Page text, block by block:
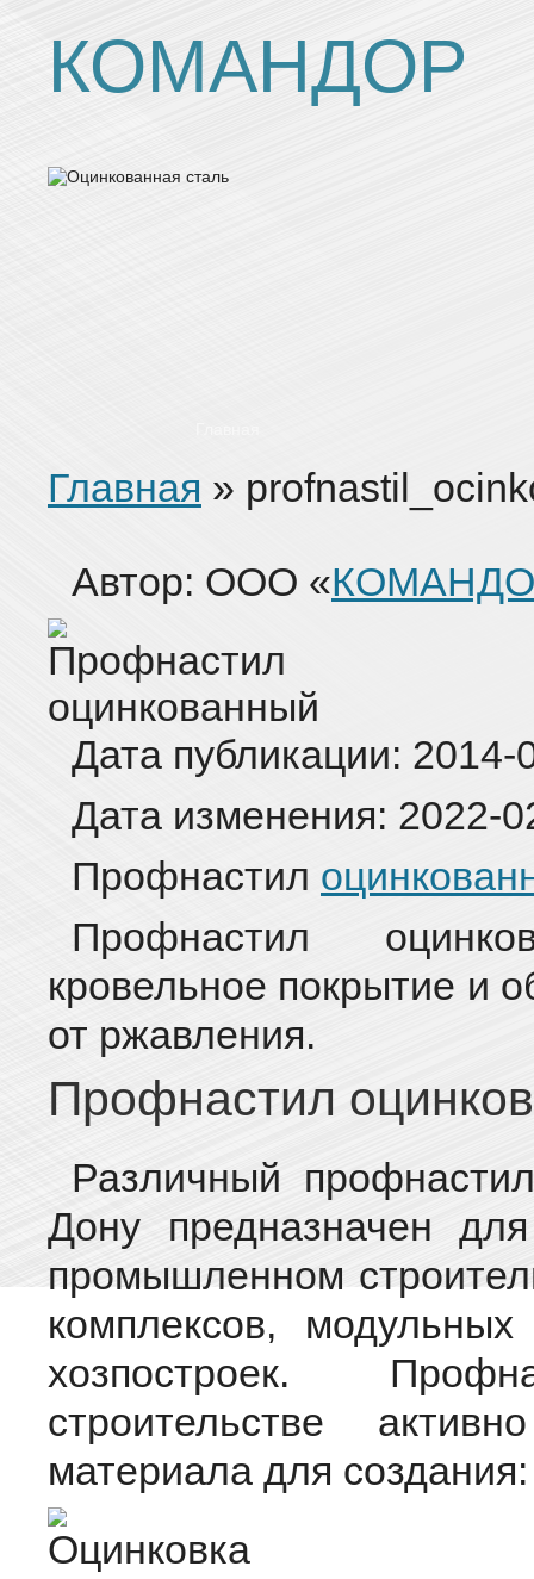
КОМАНДОР
Главная »
Автор: ООО «
Дата публикации: 2014-
Дата изменения: 2022-
Профнастил
Профнастил
кровельное покрытие и
от ржавления.
Профнастил
Различный
Дону предназначен
промышленном
комплексов,
хозпостроек.
строительстве
материала для создания: